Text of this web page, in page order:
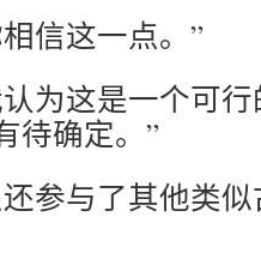
信这一点。”
为这是一个可
待确定。”
参与了其他类